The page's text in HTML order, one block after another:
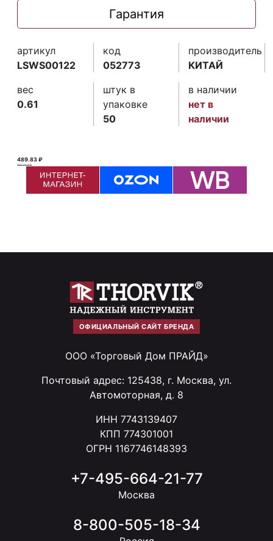
Гарантия
артикул
LSWS00122
код
052773
производитель
КИТАЙ
вес
0.61
штук в
упаковке
50
в наличии
нет в
наличии
489.83 ₽
490.00 ₽ ₽
ОФИЦИАЛЬНЫЙ САЙТ БРЕНДА
ООО «Торговый Дом ПРАЙД»
Почтовый адрес: 125438, г. Москва, ул.
Автомоторная, д. 8
ИНН 7743139407
КПП 774301001
ОГРН 1167746148393
+7-495-664-21-77
Москва
8-800-505-18-34